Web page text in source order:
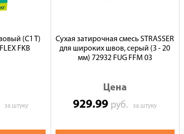
(C1 T)
FKB
за штуку
Сухая затирочная смесь STRASSER
для широких швов, серый (3 - 20
мм) 72932 FUG FFM 03
Цена
929.99 руб.за штуку